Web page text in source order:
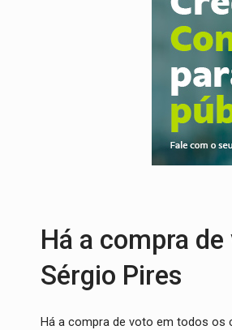
PREVISÃO:
SINDICATOS
PROCESSO
AGOSTO LILÁS:
REGULARIZAÇÃO:
Há a compra
Sérgio Pires
Há a compra de voto em todos os